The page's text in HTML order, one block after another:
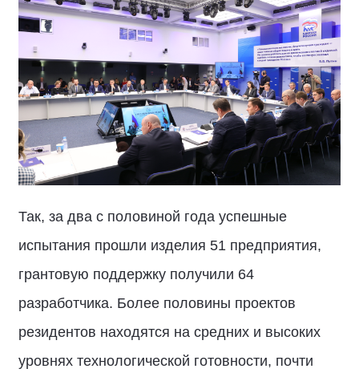
Так, за два с половиной года успешные
испытания прошли изделия 51 предприятия,
грантовую поддержку получили 64
разработчика. Более половины проектов
резидентов находятся на средних и высоких
уровнях технологической готовности, почти